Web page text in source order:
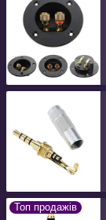
Топ продажів